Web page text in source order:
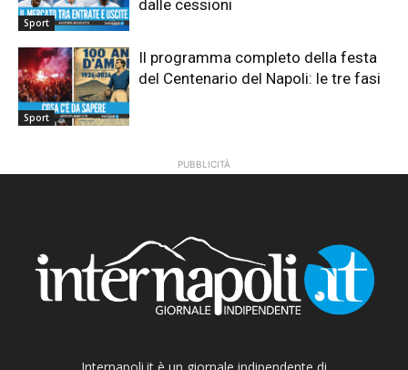
Sport
dalle cessioni
Sport
Il programma completo della festa
del Centenario del Napoli: le tre fasi
PUBBLICITÀ